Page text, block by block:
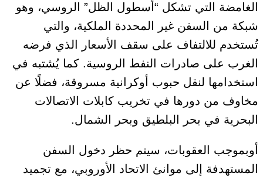
الغامضة التي تشكل “أسطول الظل” الروسي، وهو
شبكة من السفن غير المحددة الملكية، والتي
تُستخدم للالتفاف على سقف الأسعار الذي فرضه
الغرب على صادرات النفط الروسية. كما يُشتبه في
استخدامها لنقل حبوب أوكرانية مسروقة، فضلًا عن
مخاوف من دورها في تخريب كابلات الاتصالات
البحرية في بحر البلطيق وبحر الشمال.
أوبموجب العقوبات، سيتم حظر دخول السفن
المستهدفة إلى موانئ الاتحاد الأوروبي، مع تجميد